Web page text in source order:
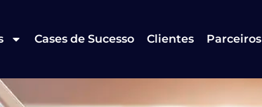
Cases de Sucesso Clientes Parceiros